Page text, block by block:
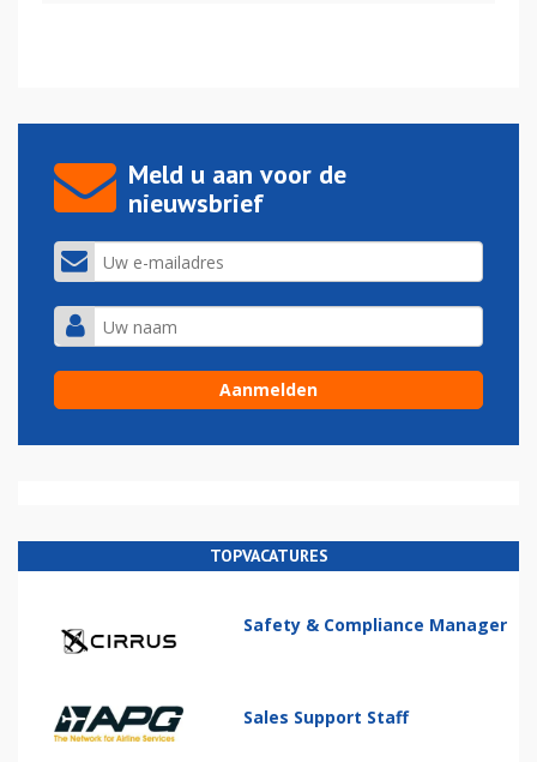
Meld u aan voor de
nieuwsbrief
TOPVACATURES
Safety & Compliance Manager
Sales Support Staff